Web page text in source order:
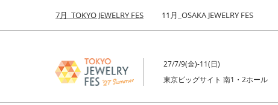
キ
し
て
to
7月_TOKYO JEWELRY FES 11月_OSAKA JEWELRY FES
27/7/9(金)-11(日)
東京ビッグサイト 南1・2ホール